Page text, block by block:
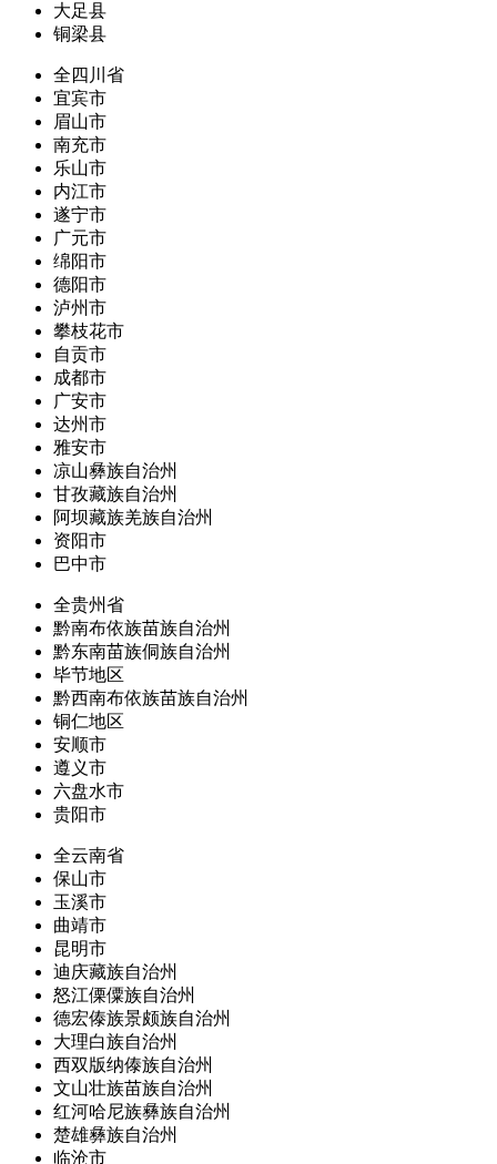
大足县
铜梁县
全四川省
宜宾市
眉山市
南充市
乐山市
内江市
遂宁市
广元市
绵阳市
德阳市
泸州市
攀枝花市
自贡市
成都市
广安市
达州市
雅安市
凉山彝族自治州
甘孜藏族自治州
阿坝藏族羌族自治州
资阳市
巴中市
全贵州省
黔南布依族苗族自治州
黔东南苗族侗族自治州
毕节地区
黔西南布依族苗族自治州
铜仁地区
安顺市
遵义市
六盘水市
贵阳市
全云南省
保山市
玉溪市
曲靖市
昆明市
迪庆藏族自治州
怒江傈僳族自治州
德宏傣族景颇族自治州
大理白族自治州
西双版纳傣族自治州
文山壮族苗族自治州
红河哈尼族彝族自治州
楚雄彝族自治州
临沧市